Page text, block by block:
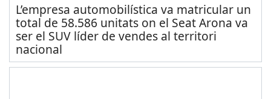
L’empresa automobilística va matricular un
total de 58.586 unitats on el Seat Arona va
ser el SUV líder de vendes al territori
nacional